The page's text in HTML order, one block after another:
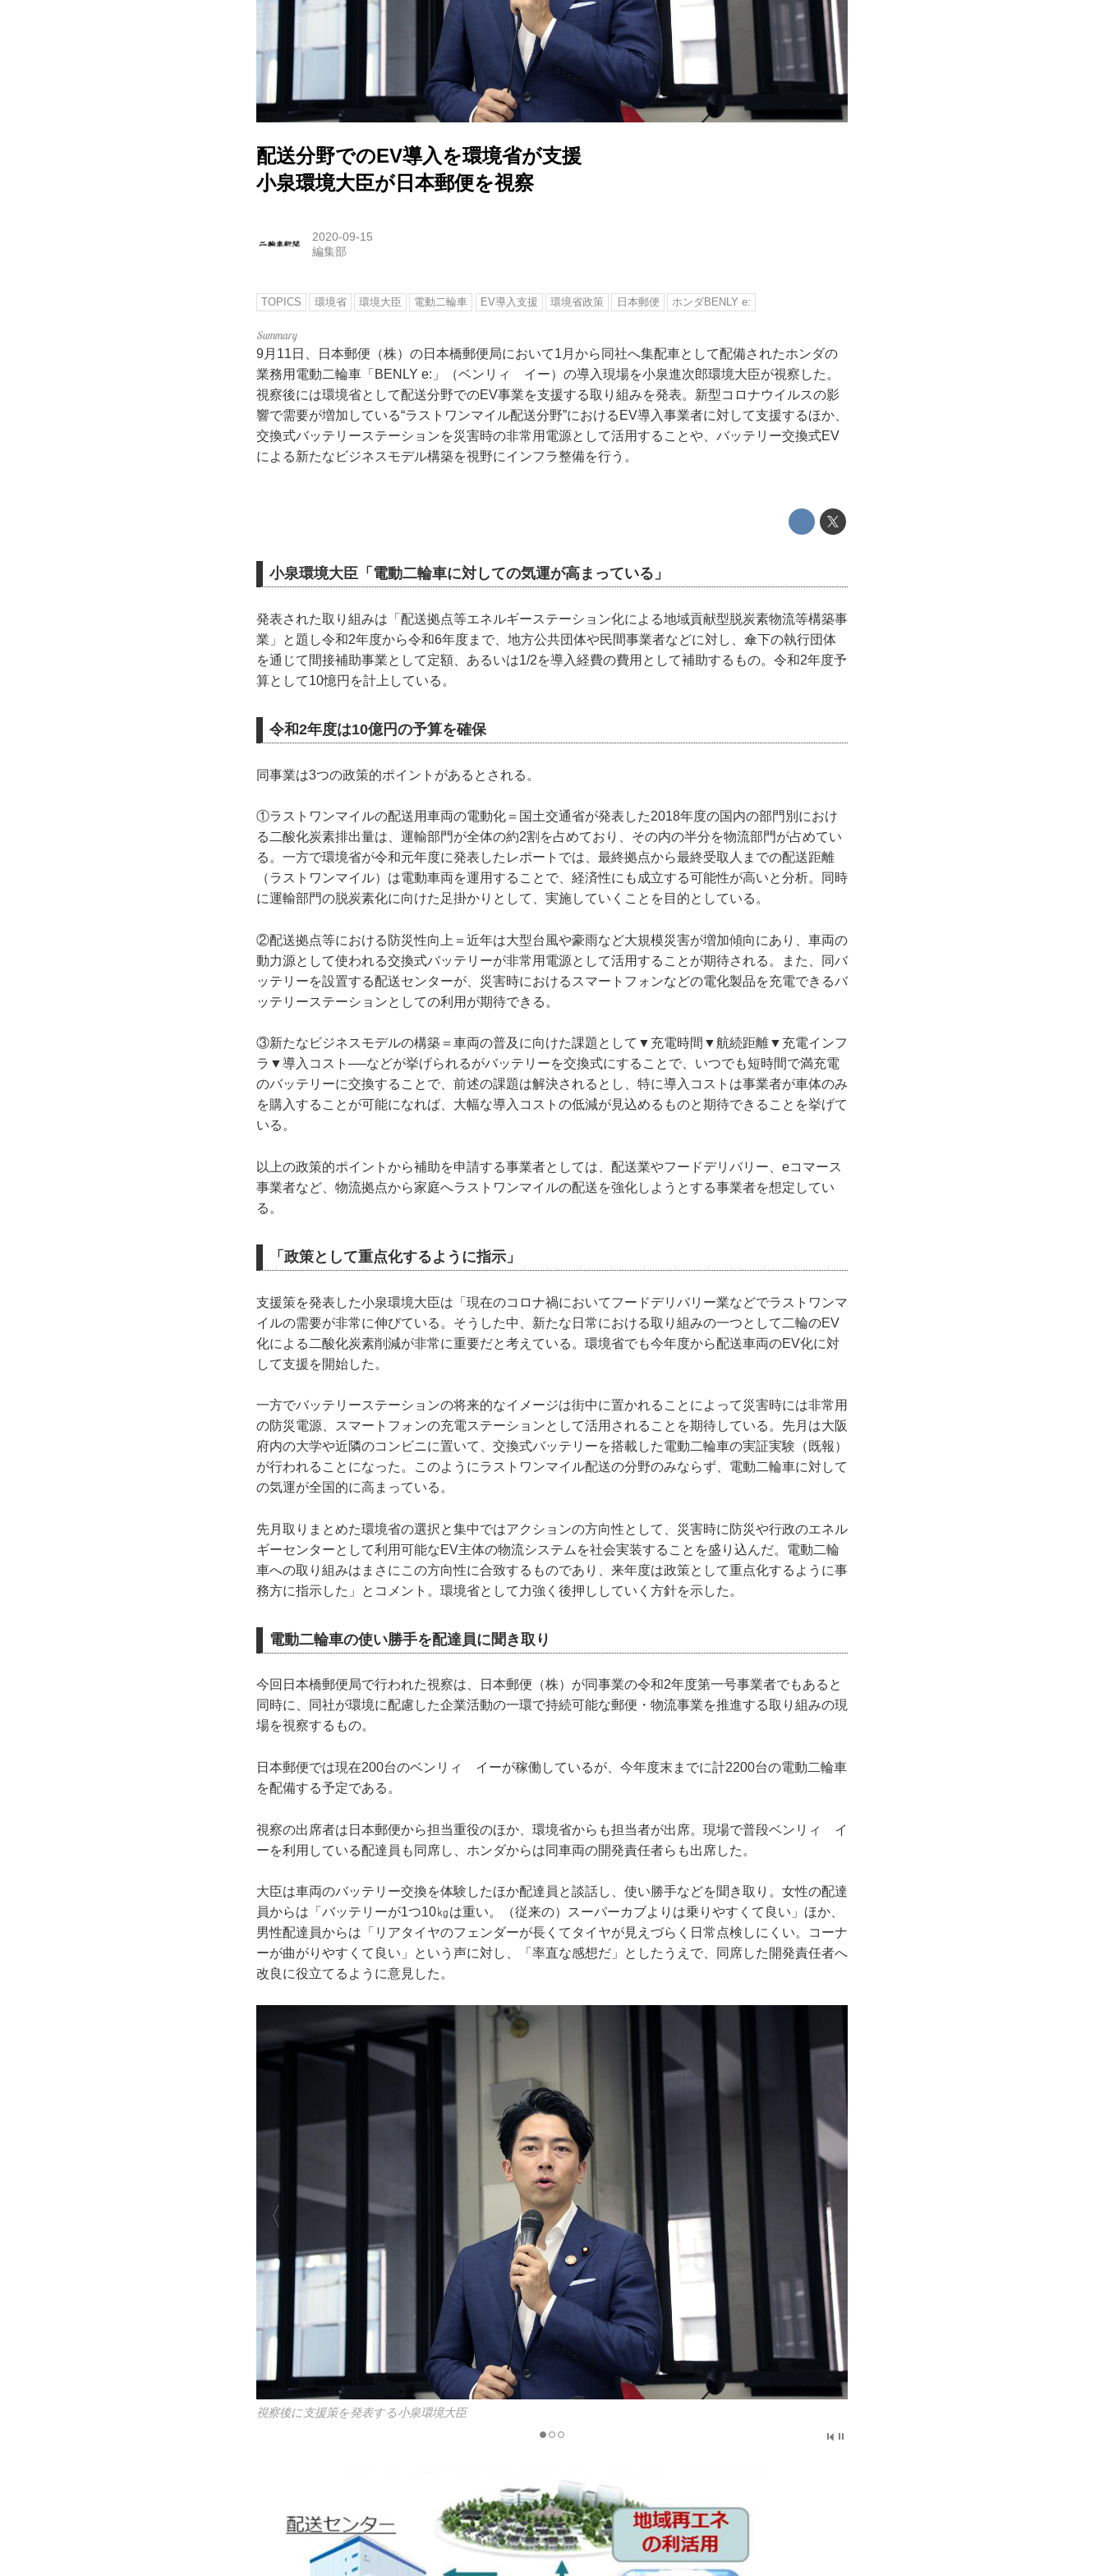
配送分野でのEV導入を環境省が支援
小泉環境大臣が日本郵便を視察
2020-09-15
編集部
TOPICS 環境省 環境大臣 電動二輪車 EV導入支援 環境省政策 日本郵便 ホンダBENLY e:
9月11日、日本郵便（株）の日本橋郵便局において1月から同社へ集配車として配備されたホンダの
業務用電動二輪車「BENLY e:」（ベンリィ イー）の導入現場を小泉進次郎環境大臣が視察した。
視察後には環境省として配送分野でのEV事業を支援する取り組みを発表。新型コロナウイルスの影
響で需要が増加している“ラストワンマイル配送分野”におけるEV導入事業者に対して支援するほか、
交換式バッテリーステーションを災害時の非常用電源として活用することや、バッテリー交換式EV
による新たなビジネスモデル構築を視野にインフラ整備を行う。
小泉環境大臣「電動二輪車に対しての気運が高まっている」
発表された取り組みは「配送拠点等エネルギーステーション化による地域貢献型脱炭素物流等構築事
業」と題し令和2年度から令和6年度まで、地方公共団体や民間事業者などに対し、傘下の執行団体
を通じて間接補助事業として定額、あるいは1/2を導入経費の費用として補助するもの。令和2年度予
算として10憶円を計上している。
令和2年度は10億円の予算を確保
同事業は3つの政策的ポイントがあるとされる。
①ラストワンマイルの配送用車両の電動化＝国土交通省が発表した2018年度の国内の部門別におけ
る二酸化炭素排出量は、運輸部門が全体の約2割を占めており、その内の半分を物流部門が占めてい
る。一方で環境省が令和元年度に発表したレポートでは、最終拠点から最終受取人までの配送距離
（ラストワンマイル）は電動車両を運用することで、経済性にも成立する可能性が高いと分析。同時
に運輸部門の脱炭素化に向けた足掛かりとして、実施していくことを目的としている。
②配送拠点等における防災性向上＝近年は大型台風や豪雨など大規模災害が増加傾向にあり、車両の
動力源として使われる交換式バッテリーが非常用電源として活用することが期待される。また、同バ
ッテリーを設置する配送センターが、災害時におけるスマートフォンなどの電化製品を充電できるバ
ッテリーステーションとしての利用が期待できる。
③新たなビジネスモデルの構築＝車両の普及に向けた課題として▼充電時間▼航続距離▼充電インフ
ラ▼導入コスト──などが挙げられるがバッテリーを交換式にすることで、いつでも短時間で満充電
のバッテリーに交換することで、前述の課題は解決されるとし、特に導入コストは事業者が車体のみ
を購入することが可能になれば、大幅な導入コストの低減が見込めるものと期待できることを挙げて
いる。
以上の政策的ポイントから補助を申請する事業者としては、配送業やフードデリバリー、eコマース
事業者など、物流拠点から家庭へラストワンマイルの配送を強化しようとする事業者を想定してい
る。
「政策として重点化するように指示」
支援策を発表した小泉環境大臣は「現在のコロナ禍においてフードデリバリー業などでラストワンマ
イルの需要が非常に伸びている。そうした中、新たな日常における取り組みの一つとして二輪のEV
化による二酸化炭素削減が非常に重要だと考えている。環境省でも今年度から配送車両のEV化に対
して支援を開始した。
一方でバッテリーステーションの将来的なイメージは街中に置かれることによって災害時には非常用
の防災電源、スマートフォンの充電ステーションとして活用されることを期待している。先月は大阪
府内の大学や近隣のコンビニに置いて、交換式バッテリーを搭載した電動二輪車の実証実験（既報）
が行われることになった。このようにラストワンマイル配送の分野のみならず、電動二輪車に対して
の気運が全国的に高まっている。
先月取りまとめた環境省の選択と集中ではアクションの方向性として、災害時に防災や行政のエネル
ギーセンターとして利用可能なEV主体の物流システムを社会実装することを盛り込んだ。電動二輪
車への取り組みはまさにこの方向性に合致するものであり、来年度は政策として重点化するように事
務方に指示した」とコメント。環境省として力強く後押ししていく方針を示した。
電動二輪車の使い勝手を配達員に聞き取り
今回日本橋郵便局で行われた視察は、日本郵便（株）が同事業の令和2年度第一号事業者でもあると
同時に、同社が環境に配慮した企業活動の一環で持続可能な郵便・物流事業を推進する取り組みの現
場を視察するもの。
日本郵便では現在200台のベンリィ イーが稼働しているが、今年度末までに計2200台の電動二輪車
を配備する予定である。
視察の出席者は日本郵便から担当重役のほか、環境省からも担当者が出席。現場で普段ベンリィ イ
ーを利用している配達員も同席し、ホンダからは同車両の開発責任者らも出席した。
大臣は車両のバッテリー交換を体験したほか配達員と談話し、使い勝手などを聞き取り。女性の配達
員からは「バッテリーが1つ10㎏は重い。（従来の）スーパーカブよりは乗りやすくて良い」ほか、
男性配達員からは「リアタイヤのフェンダーが長くてタイヤが見えづらく日常点検しにくい。コーナ
ーが曲がりやすくて良い」という声に対し、「率直な感想だ」としたうえで、同席した開発責任者へ
改良に役立てるように意見した。
視察後に支援策を発表する小泉環境大臣